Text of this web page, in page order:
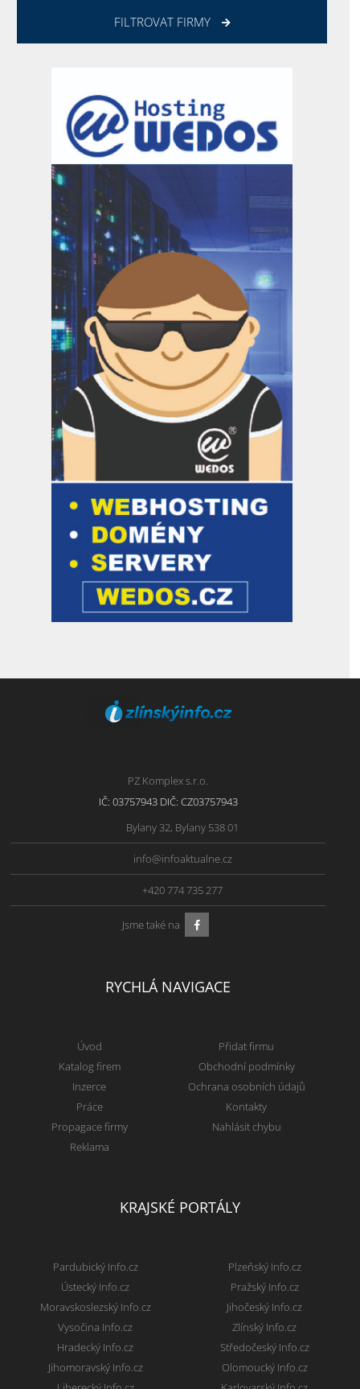
FILTROVAT FIRMY
PZ Komplex s.r.o.
IČ: 03757943 DIČ: CZ03757943
Bylany 32, Bylany 538 01
info@infoaktualne.cz
+420 774 735 277
Jsme také na
RYCHLÁ NAVIGACE
Úvod
Katalog firem
Inzerce
Práce
Propagace firmy
Reklama
Přidat firmu
Obchodní podmínky
Ochrana osobních údajů
Kontakty
Nahlásit chybu
KRAJSKÉ PORTÁLY
Pardubický Info.cz
Ústecký Info.cz
Moravskoslezský Info.cz
Vysočina Info.cz
Hradecký Info.cz
Jihomoravský Info.cz
Plzeňský Info.cz
Pražský Info.cz
Jihočeský Info.cz
Zlínský Info.cz
Středočeský Info.cz
Olomoucký Info.cz